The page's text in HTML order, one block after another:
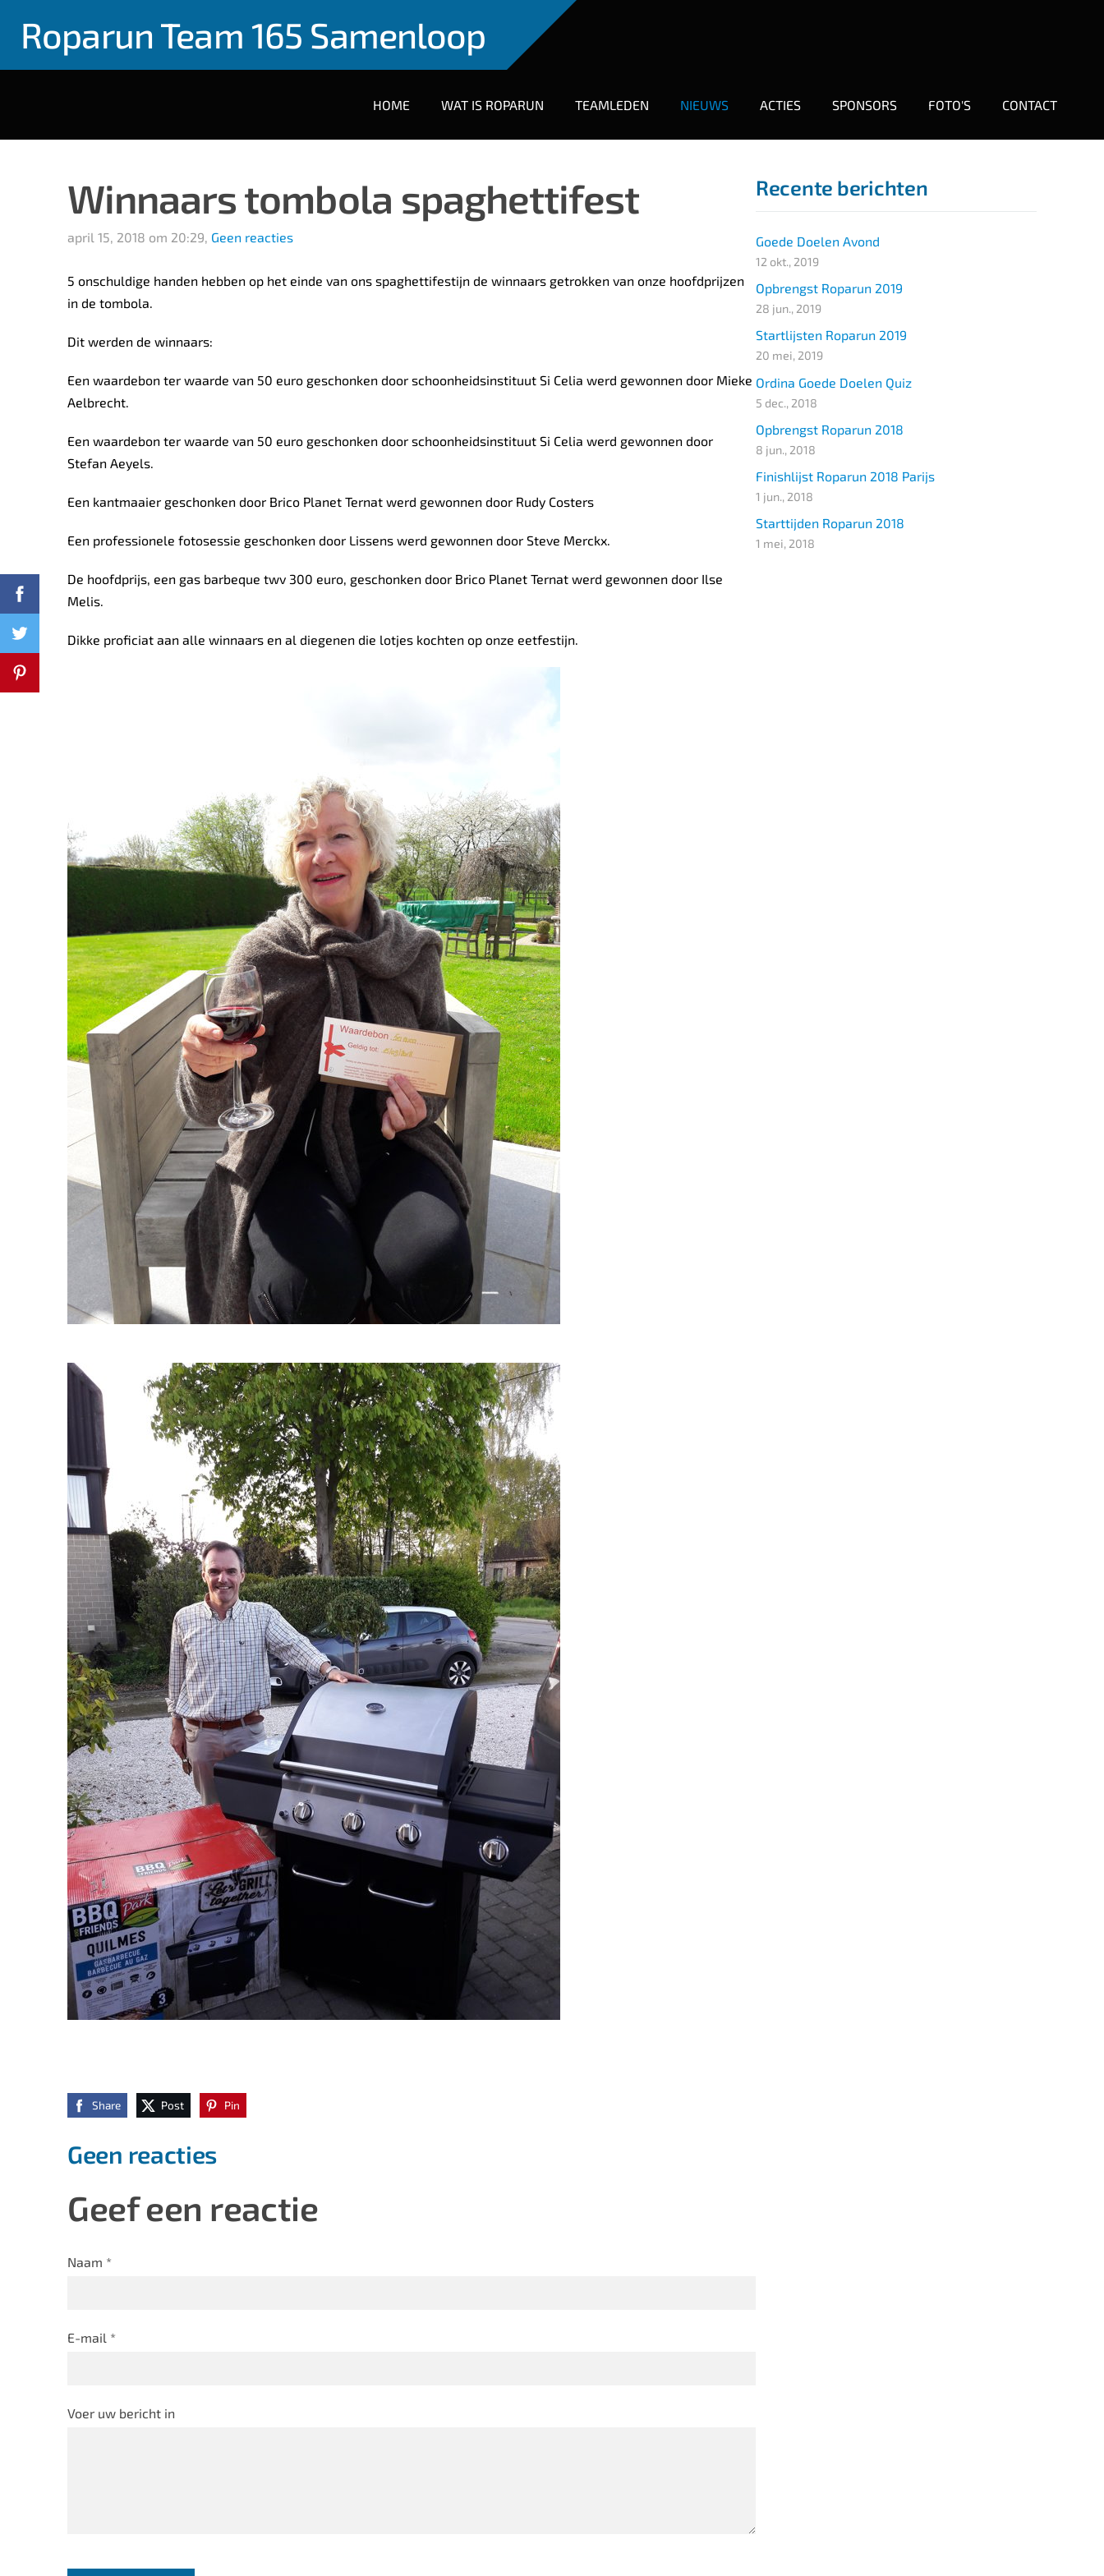
Roparun Team 165 Samenloop
HOME WAT IS ROPARUN TEAMLEDEN NIEUWS ACTIES SPONSORS FOTO'S CONTACT
Recente berichten
Goede Doelen Avond
12 okt., 2019
Opbrengst Roparun 2019
28 jun., 2019
Startlijsten Roparun 2019
20 mei, 2019
Ordina Goede Doelen Quiz
5 dec., 2018
Opbrengst Roparun 2018
8 jun., 2018
Finishlijst Roparun 2018 Parijs
1 jun., 2018
Starttijden Roparun 2018
1 mei, 2018
Winnaars tombola spaghettifest
april 15, 2018 om 20:29, Geen reacties
5 onschuldige handen hebben op het einde van ons spaghettifestijn de winnaars getrokken van onze hoofdprijzen
in de tombola.
Dit werden de winnaars:
Een waardebon ter waarde van 50 euro geschonken door schoonheidsinstituut Si Celia werd gewonnen door Mieke
Aelbrecht.
Een waardebon ter waarde van 50 euro geschonken door schoonheidsinstituut Si Celia werd gewonnen door
Stefan Aeyels.
Een kantmaaier geschonken door Brico Planet Ternat werd gewonnen door Rudy Costers
Een professionele fotosessie geschonken door Lissens werd gewonnen door Steve Merckx.
De hoofdprijs, een gas barbeque twv 300 euro, geschonken door Brico Planet Ternat werd gewonnen door Ilse
Melis.
Dikke proficiat aan alle winnaars en al diegenen die lotjes kochten op onze eetfestijn.
Share Post Pin
Geen reacties
Geef een reactie
Naam *
E-mail *
Voer uw bericht in